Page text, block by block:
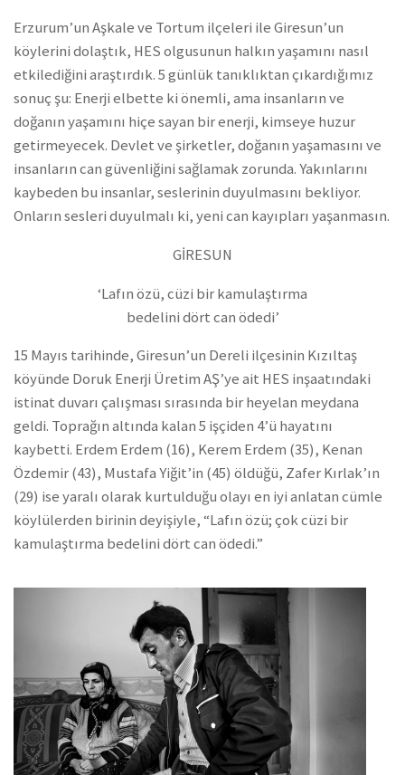
Erzurum’un Aşkale ve Tortum ilçeleri ile Giresun’un
köylerini dolaştık, HES olgusunun halkın yaşamını nasıl
etkilediğini araştırdık. 5 günlük tanıklıktan çıkardığımız
sonuç şu: Enerji elbette ki önemli, ama insanların ve
doğanın yaşamını hiçe sayan bir enerji, kimseye huzur
getirmeyecek. Devlet ve şirketler, doğanın yaşamasını ve
insanların can güvenliğini sağlamak zorunda. Yakınlarını
kaybeden bu insanlar, seslerinin duyulmasını bekliyor.
Onların sesleri duyulmalı ki, yeni can kayıpları yaşanmasın.
GİRESUN
‘Lafın özü, cüzi bir kamulaştırma
bedelini dört can ödedi’
15 Mayıs tarihinde, Giresun’un Dereli ilçesinin Kızıltaş
köyünde Doruk Enerji Üretim AŞ’ye ait HES inşaatındaki
istinat duvarı çalışması sırasında bir heyelan meydana
geldi. Toprağın altında kalan 5 işçiden 4’ü hayatını
kaybetti. Erdem Erdem (16), Kerem Erdem (35), Kenan
Özdemir (43), Mustafa Yiğit’in (45) öldüğü, Zafer Kırlak’ın
(29) ise yaralı olarak kurtulduğu olayı en iyi anlatan cümle
köylülerden birinin deyişiyle, “Lafın özü; çok cüzi bir
kamulaştırma bedelini dört can ödedi.”